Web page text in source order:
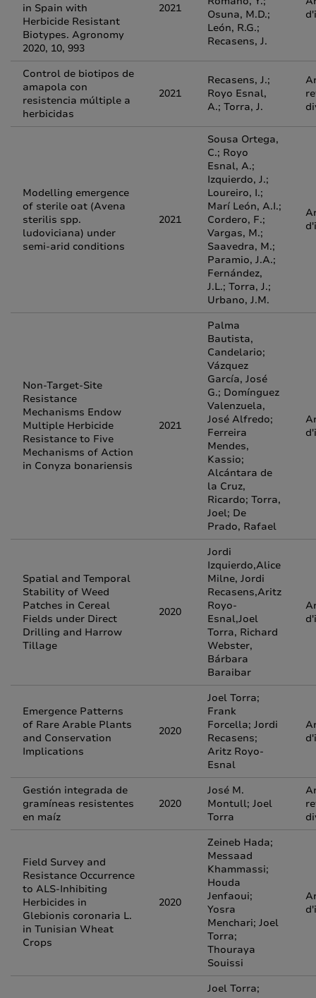
in Spain with
Herbicide Resistant
Biotypes. Agronomy
2020, 10, 993
2021
Osuna, M.D.;
León, R.G.;
Recasens, J.
Control de biotipos de
amapola con
resistencia múltiple a
herbicidas
2021
Recasens, J.;
Royo Esnal,
A.; Torra, J.
Modelling emergence
of sterile oat (Avena
sterilis spp.
ludoviciana) under
semi-arid conditions
2021
Sousa Ortega,
C.; Royo
Esnal, A.;
Izquierdo, J.;
Loureiro, I.;
Marí León, A.I.;
Cordero, F.;
Vargas, M.;
Saavedra, M.;
Paramio, J.A.;
Fernández,
J.L.; Torra, J.;
Urbano, J.M.
Non-Target-Site
Resistance
Mechanisms Endow
Multiple Herbicide
Resistance to Five
Mechanisms of Action
in Conyza bonariensis
2021
Palma
Bautista,
Candelario;
Vázquez
García, José
G.; Domínguez
Valenzuela,
José Alfredo;
Ferreira
Mendes,
Kassio;
Alcántara de
la Cruz,
Ricardo; Torra,
Joel; De
Prado, Rafael
Spatial and Temporal
Stability of Weed
Patches in Cereal
Fields under Direct
Drilling and Harrow
Tillage
2020
Jordi
Izquierdo,Alice
Milne, Jordi
Recasens,Aritz
Royo-
Esnal,Joel
Torra, Richard
Webster,
Bárbara
Baraibar
Emergence Patterns
of Rare Arable Plants
and Conservation
Implications
2020
Joel Torra;
Frank
Forcella; Jordi
Recasens;
Aritz Royo-
Esnal
Gestión integrada de
gramíneas resistentes
en maíz
2020
José M.
Montull; Joel
Torra
Field Survey and
Resistance Occurrence
to ALS-Inhibiting
Herbicides in
Glebionis coronaria L.
in Tunisian Wheat
Crops
2020
Zeineb Hada;
Messaad
Khammassi;
Houda
Jenfaoui;
Yosra
Menchari; Joel
Torra;
Thouraya
Souissi
Joel Torra;